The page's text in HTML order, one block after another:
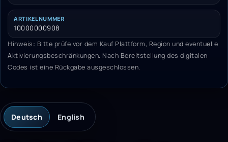
ARTIKELNUMMER
10000000908
Hinweis: Bitte prüfe vor dem Kauf Plattform, Region und eventuelle
Aktivierungsbeschränkungen. Nach Bereitstellung des digitalen
Codes ist eine Rückgabe ausgeschlossen.
Deutsch English